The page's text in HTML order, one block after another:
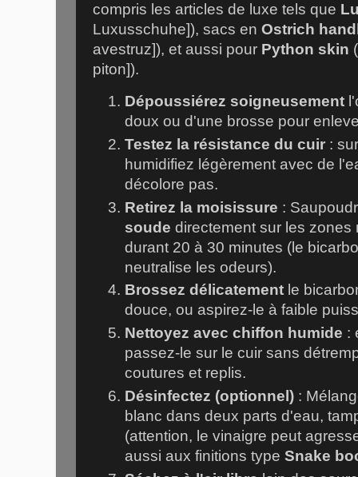
compris les articles de luxe tels que
Luxusschuhe]), sacs en Ostrich
avestruz]), et aussi pour Python skin
piton]).
Dépoussiérez soigneusement
doux ou d'une brosse pour
Testez la résistance du cuir :
humidifiez légèrement avec de
décolore pas.
Retirez la moisissure :
soude directement sur les zones
durant 20 à 30 minutes (le
neutralise les odeurs).
Brossez délicatement le
douce, ou aspirez-le à faible
Nettoyez avec chiffon humide :
passez-le sur le cuir sans
coutures et replis.
Désinfectez (optionnel) :
blanc dans deux parts d'eau,
(attention, le vinaigre peut
aussi aux finitions type Snake